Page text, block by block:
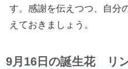
す。感謝を伝えつつ、自分
えておきましょう。
9月16日の誕生花 リ